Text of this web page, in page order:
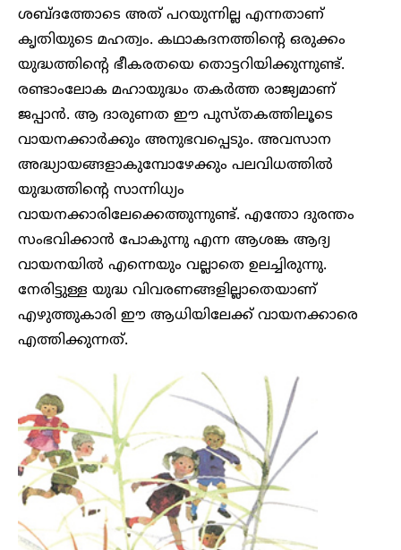
ശബ്ദത്തോടെ അത് പറയുന്നില്ല എന്നതാണ്
കൃതിയുടെ മഹത്വം. കഥാകദനത്തിന്റെ ഒരുക്കം
യുദ്ധത്തിന്റെ ഭീകരതയെ തൊട്ടറിയിക്കുന്നുണ്ട്.
രണ്ടാംലോക മഹായുദ്ധം തകർത്ത രാജ്യമാണ്
ജപ്പാൻ. ആ ദാരുണത ഈ പുസ്തകത്തിലൂടെ
വായനക്കാർക്കും അനുഭവപ്പെടും. അവസാന
അദ്ധ്യായങ്ങളാകുമ്പോഴേക്കും പലവിധത്തിൽ
യുദ്ധത്തിന്റെ സാന്നിധ്യം
വായനക്കാരിലേക്കെത്തുന്നുണ്ട്. എന്തോ ദുരന്തം
സംഭവിക്കാൻ പോകുന്നു എന്ന ആശങ്ക ആദ്യ
വായനയിൽ എന്നെയും വല്ലാതെ ഉലച്ചിരുന്നു.
നേരിട്ടുള്ള യുദ്ധ വിവരണങ്ങളില്ലാതെയാണ്
എഴുത്തുകാരി ഈ ആധിയിലേക്ക് വായനക്കാരെ
എത്തിക്കുന്നത്.